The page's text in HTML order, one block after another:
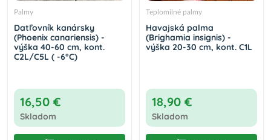
Palmy
Datľovník kanársky
(Phoenix canariensis) -
výška 40-60 cm, kont.
C2L/C5L ( -6°C)
16,50 €
Skladom
Teplomilné palmy
Havajská palma
(Brighamia insignis) -
výška 20-30 cm, kont. C1L
18,90 €
Skladom